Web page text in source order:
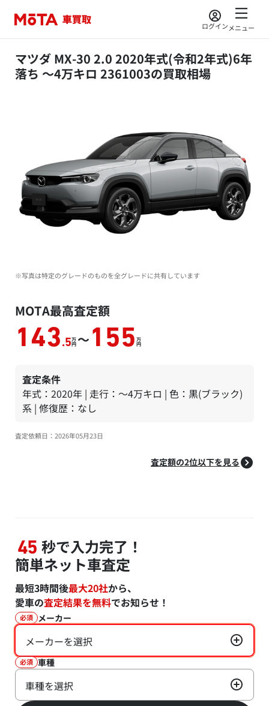
ログインメニュー
マツダ MX-30 2.0 2020年式(令和2年式)6年
落ち ～4万キロ 2361003の買取相場
※写真は特定のグレードのものを全グレードに共有しています
MOTA最高査定額
143 .5万
円 ～ 155 万
円
査定条件
年式：2020年 | 走行：～4万キロ | 色：黒(ブラック)
系 | 修復歴：なし
査定依頼日：2026年05月23日
査定額の2位以下を見る
45 秒で入力完了！
簡単ネット車査定
最短3時間後最大20社から、
愛車の査定結果を無料でお知らせ！
必須 メーカー
メーカーを選択
必須 車種
車種を選択